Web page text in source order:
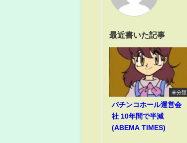
最近書いた記事
未分類
パチンコホール運営会
社 10年間で半減
(ABEMA TIMES)